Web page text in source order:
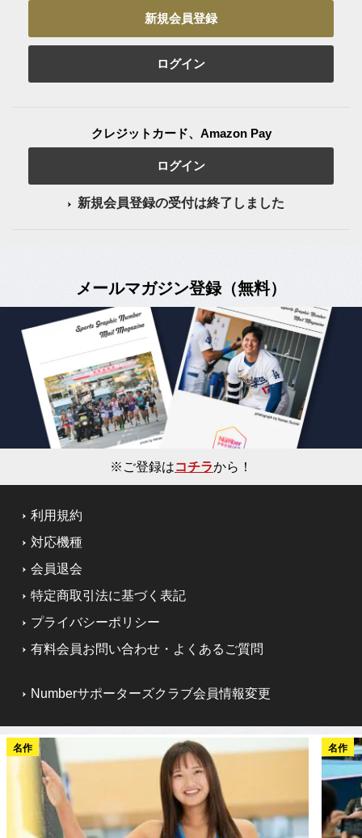
新規会員登録
ログイン
クレジットカード、Amazon Pay
ログイン
新規会員登録の受付は終了しました
メールマガジン登録（無料）
※ご登録はコチラから！
利用規約
対応機種
会員退会
特定商取引法に基づく表記
プライバシーポリシー
有料会員お問い合わせ・よくあるご質問
Numberサポーターズクラブ会員情報変更
名作 名作